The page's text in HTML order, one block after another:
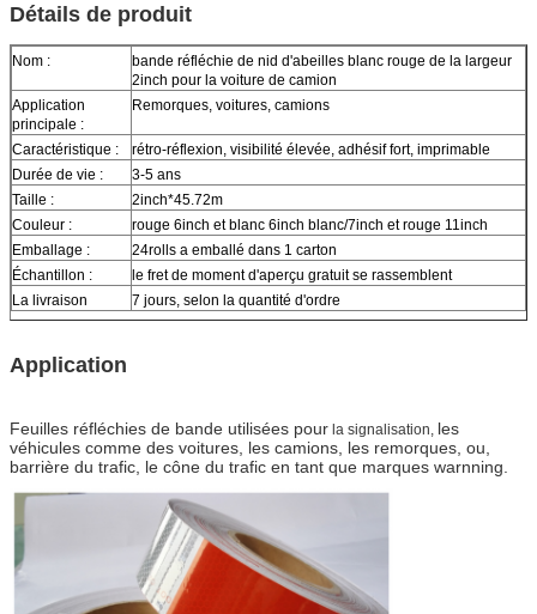
Détails de produit
Nom :
bande réfléchie de nid d'abeilles blanc rouge de la largeur
2inch pour la voiture de camion
Application
principale :
Remorques, voitures, camions
Caractéristique :
rétro-réflexion, visibilité élevée, adhésif fort, imprimable
Durée de vie :
3-5 ans
Taille :
2inch*45.72m
Couleur :
rouge 6inch et blanc 6inch blanc/7inch et rouge 11inch
Emballage :
24rolls a emballé dans 1 carton
Échantillon :
le fret de moment d'aperçu gratuit se rassemblent
La livraison
7 jours, selon la quantité d'ordre
Application
Feuilles réfléchies de bande utilisées pour la signalisation, les
véhicules comme des voitures, les camions, les remorques, ou,
barrière du trafic, le cône du trafic en tant que marques warnning.